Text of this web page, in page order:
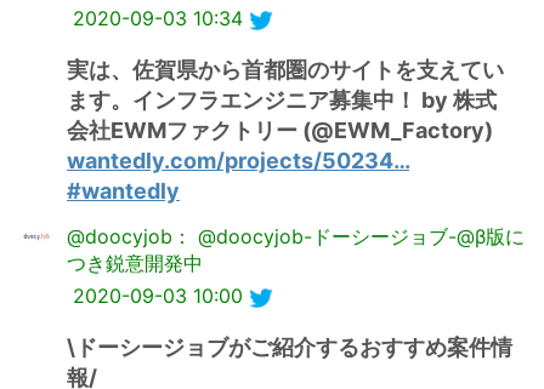
2020-09-03 10:34
実は、佐賀県から首都圏のサイトを支えてい
ます。インフラエンジニア募集中！ by 株式
会社EWMファクトリー (@EWM_Factory)
wantedly.com/projects/50234…
#wantedly
@doocyjob： @doocyjob-ドーシージョブ-@β版に
つき鋭意開発中
2020-09-03 10:00
\ドーシージョブがご紹介するおすすめ案件情
報/